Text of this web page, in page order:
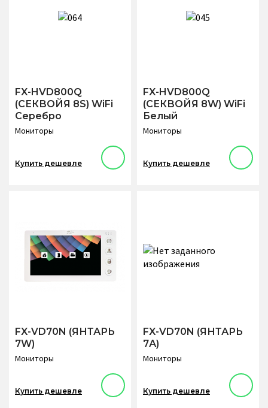
FX-HVD800Q
(СЕКВОЙЯ 8S) WiFi
Серебро
Мониторы
Купить дешевле
FX-HVD800Q
(СЕКВОЙЯ 8W) WiFi
Белый
Мониторы
Купить дешевле
FX-VD70N (ЯНТАРЬ
7W)
Мониторы
Купить дешевле
FX-VD70N (ЯНТАРЬ
7А)
Мониторы
Купить дешевле